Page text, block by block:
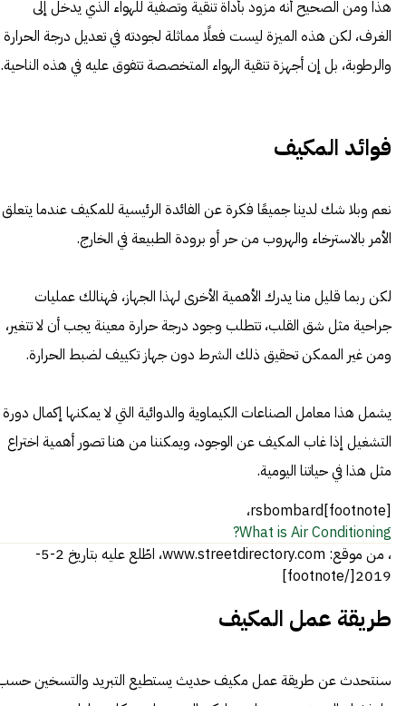
هذا ومن الصحيح أنه مزود بأداة تنقية وتصفية للهواء الذي يدخل إلى
الغرف، لكن هذه الميزة ليست فعلًا مماثلة لجودته في تعديل درجة الحرارة
والرطوبة، بل إن أجهزة تنقية الهواء المتخصصة تتفوق عليه في هذه الناحية.
فوائد المكيف
نعم وبلا شك لدينا جميعًا فكرة عن الفائدة الرئيسية للمكيف عندما يتعلق
الأمر بالاسترخاء والهروب من حر أو برودة الطبيعة في الخارج.
لكن ربما قليل منا يدرك الأهمية الأخرى لهذا الجهاز، فهنالك عمليات
جراحية مثل شق القلب، تتطلب وجود درجة حرارة معينة يجب أن لا تتغير،
ومن غير الممكن تحقيق ذلك الشرط دون جهاز تكييف لضبط الحرارة.
يشمل هذا معامل الصناعات الكيماوية والدوائية التي لا يمكنها إكمال دورة
التشغيل إذا غاب المكيف عن الوجود، ويمكننا من هنا تصور أهمية اختراع
مثل هذا في حياتنا اليومية.
[footnote]rsbombard،
What is Air Conditioning?
، من موقع: www.streetdirectory.com، اطّلع عليه بتاريخ 2-5-
2019[/footnote]
طريقة عمل المكيف
سنتحدث عن طريقة عمل مكيف حديث يستطيع التبريد والتسخين